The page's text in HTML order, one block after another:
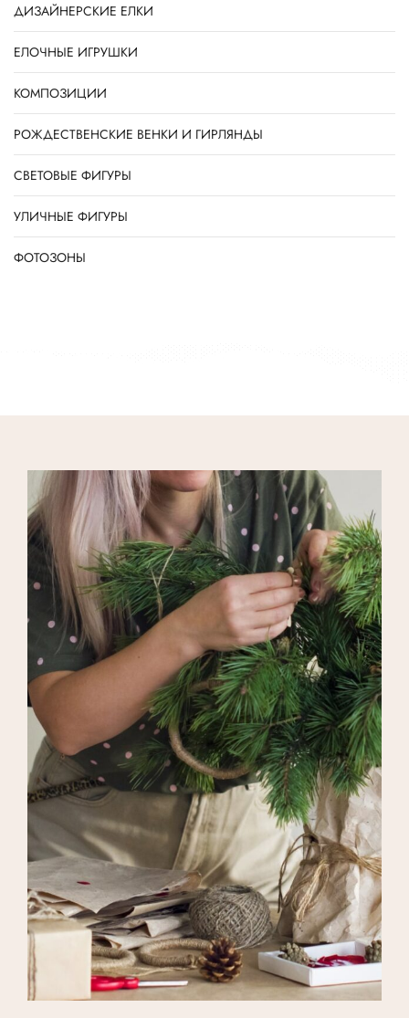
ДИЗАЙНЕРСКИЕ ЕЛКИ
ЕЛОЧНЫЕ ИГРУШКИ
КОМПОЗИЦИИ
РОЖДЕСТВЕНСКИЕ ВЕНКИ И ГИРЛЯНДЫ
СВЕТОВЫЕ ФИГУРЫ
УЛИЧНЫЕ ФИГУРЫ
ФОТОЗОНЫ